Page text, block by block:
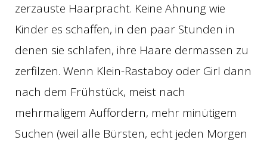
zerzauste Haarpracht. Keine Ahnung wie
Kinder es schaffen, in den paar Stunden in
denen sie schlafen, ihre Haare dermassen zu
zerfilzen. Wenn Klein-Rastaboy oder Girl dann
nach dem Frühstück, meist nach
mehrmaligem Auffordern, mehr minütigem
Suchen (weil alle Bürsten, echt jeden Morgen